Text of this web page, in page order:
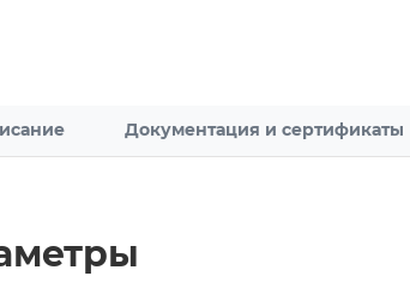
Документация и сертификаты